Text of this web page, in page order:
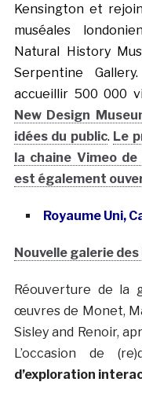
Kensington et
muséales
Natural History
Serpentine
accueillir 500 000
New Design
idées du public. Le
la chaine Vimeo
est également
Royaume Uni,
Nouvelle galerie
Réouverture de la
œuvres de Monet,
Sisley and Renoir,
L’occasion de
d’exploration